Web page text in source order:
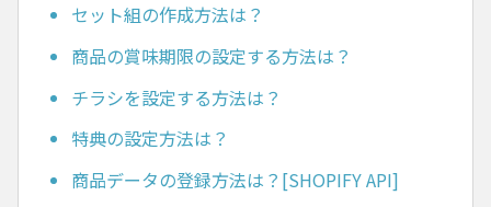
セット組の作成方法は？
商品の賞味期限の設定する方法は？
チラシを設定する方法は？
特典の設定方法は？
商品データの登録方法は？[SHOPIFY API]